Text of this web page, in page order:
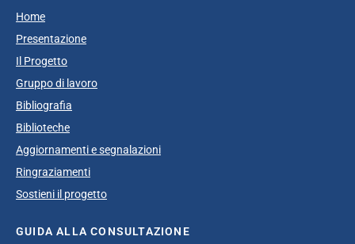
Home
Presentazione
Il Progetto
Gruppo di lavoro
Bibliografia
Biblioteche
Aggiornamenti e segnalazioni
Ringraziamenti
Sostieni il progetto
GUIDA ALLA CONSULTAZIONE